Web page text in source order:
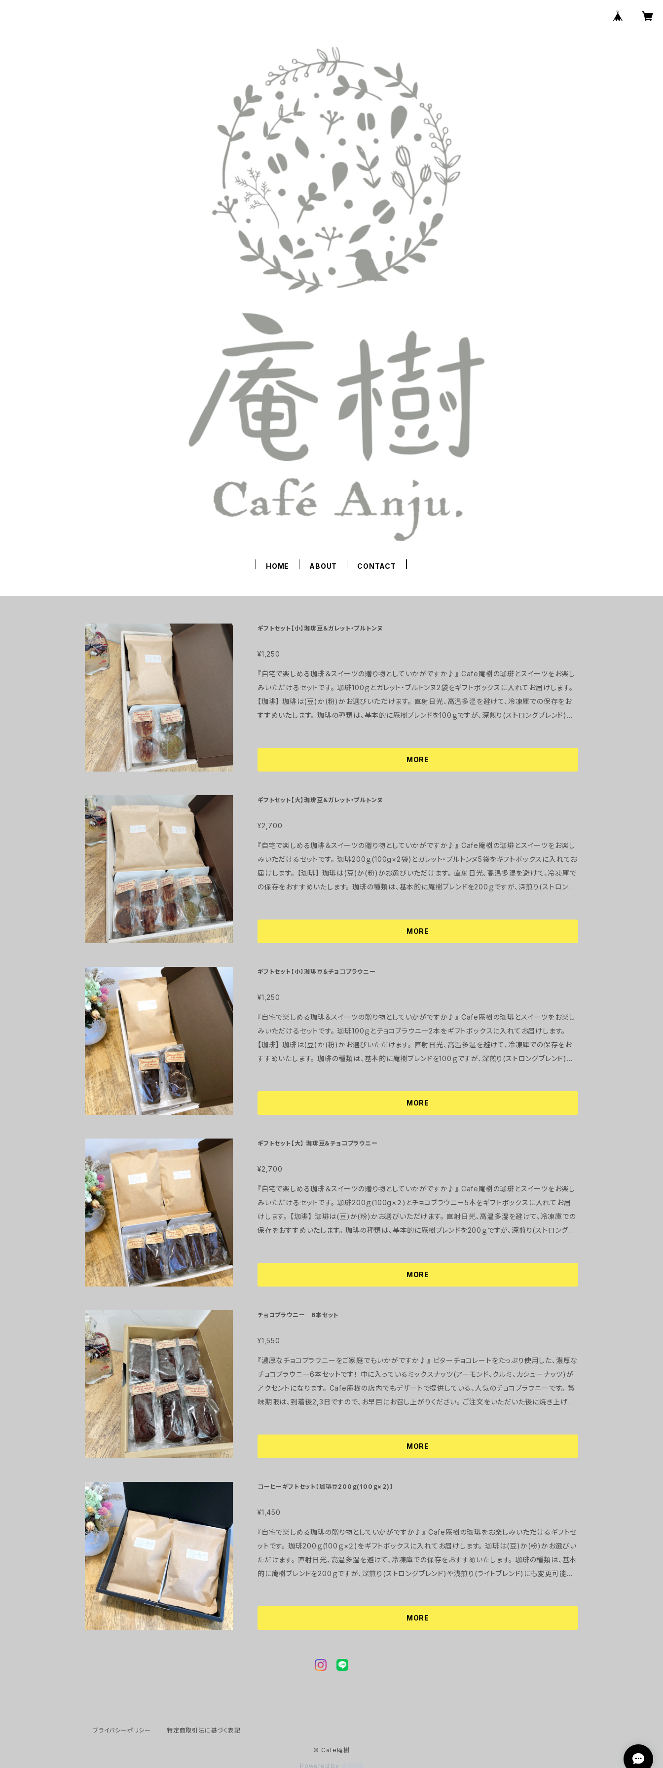
HOME ABOUT CONTACT
ギフトセット【小】珈琲豆＆ガレット・ブルトンヌ
¥1,250
『自宅で楽しめる珈琲＆スイーツの贈り物としていかがですか♪』 Cafe庵樹の珈琲とスイーツをお楽し
みいただけるセットです。 珈琲100ｇとガレット・ブルトンヌ2袋をギフトボックスに入れてお届けします。
【珈琲】 珈琲は(豆)か(粉)かお選びいただけます。 直射日光、高温多湿を避けて、冷凍庫での保存をお
すすめいたします。 珈琲の種類は、基本的に庵樹ブレンドを100ｇですが、深煎り(ストロングブレンド)や
口のなかで苦味をしっかり楽しめ、高い香りが特徴 ●ライトブレンド● 程好い苦味で香ばしい香り
が特徴 【ガレット・ブルトンヌ】 フランスのブルターニュ地方に伝わる素朴な味わいの厚焼きクッキーで
の香りをお楽しみください。 ガレット・ブルトンヌの賞味期限は、到着後3.4日です。 直射日光、高温多湿
かかりますことをご了承下さいませ。 原材料・・・小麦粉、無塩バター、三温糖、卵、アーモンドプードル、
MORE
ギフトセット【大】珈琲豆＆ガレット・ブルトンヌ
¥2,700
『自宅で楽しめる珈琲＆スイーツの贈り物としていかがですか♪』 Cafe庵樹の珈琲とスイーツをお楽し
みいただけるセットです。 珈琲200ｇ(100g×2袋)とガレット・ブルトンヌ5袋をギフトボックスに入れてお
届けします。 【珈琲】 珈琲は(豆)か(粉)かお選びいただけます。 直射日光、高温多湿を避けて、冷凍庫で
の保存をおすすめいたします。 珈琲の種類は、基本的に庵樹ブレンドを200ｇですが、深煎り(ストロング
程好い苦味で香ばしい香りが特徴 【ガレット・ブルトンヌ】 フランスのブルターニュ地方に伝わる素朴な
のあるクッキーです。 バターの香りをお楽しみください。 ガレット・ブルトンヌの賞味期限は、到着後3.4
ので、発送までに3～5日程かかりますことをご了承下さいませ。 原材料・・・小麦粉、無塩バター、三温
MORE
ギフトセット【小】珈琲豆＆チョコブラウニー
¥1,250
『自宅で楽しめる珈琲＆スイーツの贈り物としていかがですか♪』 Cafe庵樹の珈琲とスイーツをお楽し
みいただけるセットです。 珈琲100ｇとチョコブラウニー2本をギフトボックスに入れてお届けします。
【珈琲】 珈琲は(豆)か(粉)かお選びいただけます。 直射日光、高温多湿を避けて、冷凍庫での保存をお
すすめいたします。 珈琲の種類は、基本的に庵樹ブレンドを100ｇですが、深煎り(ストロングブレンド)や
口のなかで苦味をしっかり楽しめ、高い香りが特徴 ●ライトブレンド● 程好い苦味で香ばしい香り
が特徴 【チョコブラウニー】 ビターチョコレートをたっぷり使用した、濃厚なチョコブラウニー2本セット
e庵樹の店内でもデザートで提供している、人気のチョコブラウニーです。 チョコブラウニーの賞味期限
発送までに3～5日程かかりますことをご了承下さいませ。
MORE
ギフトセット【大】 珈琲豆＆チョコブラウニー
¥2,700
『自宅で楽しめる珈琲＆スイーツの贈り物としていかがですか♪』 Cafe庵樹の珈琲とスイーツをお楽し
みいただけるセットです。 珈琲200ｇ(100g×２)とチョコブラウニー5本をギフトボックスに入れてお届
けします。 【珈琲】 珈琲は(豆)か(粉)かお選びいただけます。 直射日光、高温多湿を避けて、冷凍庫での
保存をおすすめいたします。 珈琲の種類は、基本的に庵樹ブレンドを200ｇですが、深煎り(ストロングブ
●ストロングブレンド● 口のなかで苦味をしっかり楽しめ、高い香りが特徴 ●ライトブレンド● 程
好い苦味で香ばしい香りが特徴 【チョコブラウニー】 ビターチョコレートをたっぷり使用した、濃厚なチョ
セントになります。 Cafe庵樹の店内でもデザートで提供している、人気のチョコブラウニーです。 チョコ
後に焼き上げますので、発送までに3～5日程かかりますことをご了承下さいませ。
MORE
チョコブラウニー 6本セット
¥1,550
『濃厚なチョコブラウニーをご家庭でもいかがですか♪』 ビターチョコレートをたっぷり使用した、濃厚な
チョコブラウニー6本セットです！ 中に入っているミックスナッツ(アーモンド、クルミ、カシューナッツ)が
アクセントになります。 Cafe庵樹の店内でもデザートで提供している、人気のチョコブラウニーです。 賞
味期限は、到着後2,3日ですので、お早目にお召し上がりください。 ご注文をいただいた後に焼き上げま
MORE
コーヒーギフトセット【珈琲豆200ｇ(100ｇ×２)】
¥1,450
『自宅で楽しめる珈琲の贈り物としていかがですか♪』 Cafe庵樹の珈琲をお楽しみいただけるギフトセ
ットです。 珈琲200ｇ(100ｇ×２)をギフトボックスに入れてお届けします。 珈琲は(豆)か(粉)かお選びい
ただけます。 直射日光、高温多湿を避けて、冷凍庫での保存をおすすめいたします。 珈琲の種類は、基本
的に庵樹ブレンドを200ｇですが、深煎り(ストロングブレンド)や浅煎り(ライトブレンド)にも変更可能で
っかり楽しめ、高い香りが特徴 ●ライトブレンド● 程好い苦味で香ばしい香りが特徴
MORE
プライバシーポリシー 特定商取引法に基づく表記
© Cafe庵樹
Powered by